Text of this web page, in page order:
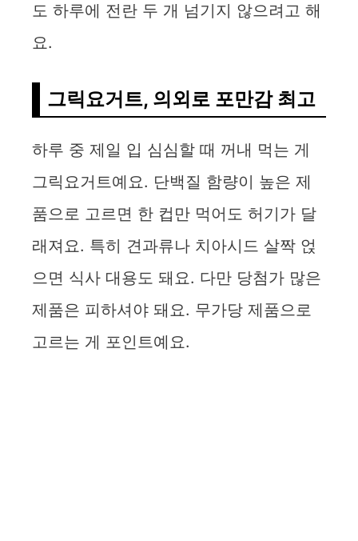
도 하루에 전란 두 개 넘기지 않으려고 해
요.
그릭요거트, 의외로 포만감 최고
하루 중 제일 입 심심할 때 꺼내 먹는 게
그릭요거트예요. 단백질 함량이 높은 제
품으로 고르면 한 컵만 먹어도 허기가 달
래져요. 특히 견과류나 치아시드 살짝 얹
으면 식사 대용도 돼요. 다만 당첨가 많은
제품은 피하셔야 돼요. 무가당 제품으로
고르는 게 포인트예요.